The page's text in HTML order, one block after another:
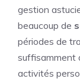
gestion
beaucoup de
périodes de
suffisamment
activités